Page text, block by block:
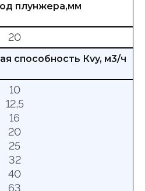
плунжера,мм
20
способность Кvy, м3/ч
10
12,5
16
20
25
32
40
63